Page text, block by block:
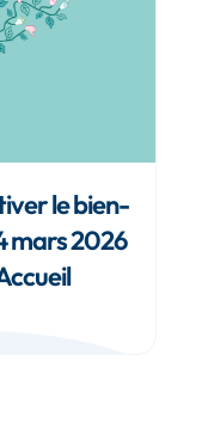
le bien-
mars 2026